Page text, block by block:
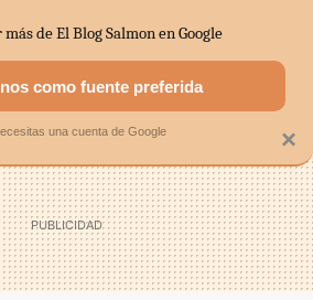
DOMÉSTICA MERCADOS
×
más de El Blog Salmon en Google
como fuente preferida
una cuenta de Google